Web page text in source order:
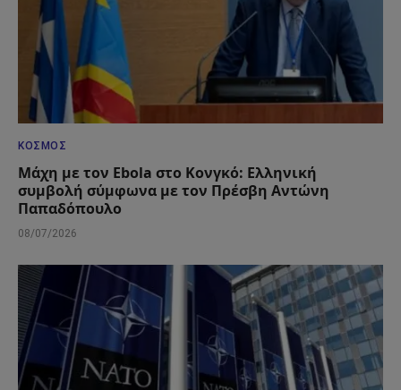
ΚΌΣΜΟΣ
Μάχη με τον Ebola στο Κονγκό: Ελληνική
συμβολή σύμφωνα με τον Πρέσβη Αντώνη
Παπαδόπουλο
08/07/2026